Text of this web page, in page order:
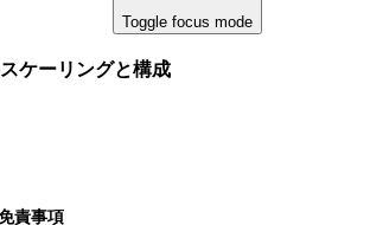
Toggle focus mode
ケーリングと構成
責事項